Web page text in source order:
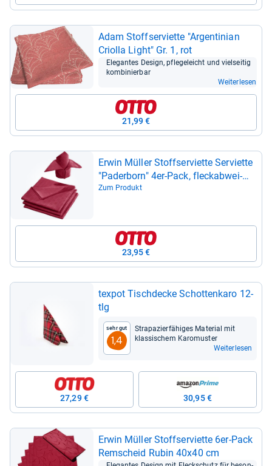
Adam Stoffs­er­vi­ette "Argen­ti­nian
Criolla Light" Gr. 1, rot
Ele­gan­tes Design, pfle­ge­leicht und viel­sei­tig
kom­bi­nier­bar
Weiterlesen
21,99 €
Erwin Mül­ler Stoffs­er­vi­ette Ser­vi­ette
"Pader­born" 4er-​Pack, fleck­ab­wei­
send Uni
Zum Produkt
23,95 €
tex­pot Tisch­de­cke Schot­ten­karo 12-​
tlg
Sehr gut
1,4
Stra­pa­zier­fä­hi­ges Mate­rial mit
klas­si­schem Karo­mus­ter
Weiterlesen
27,29 € 30,95 €
Erwin Mül­ler Stoffs­er­vi­ette 6er-​Pack
Rem­scheid Rubin 40x40 cm